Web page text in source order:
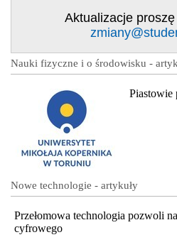
Aktualizacje proszę
Nauki fizyczne i o środowisku -
Piastowie
Nowe technologie - artykuły
Przełomowa technologia pozwoli
cyfrowego